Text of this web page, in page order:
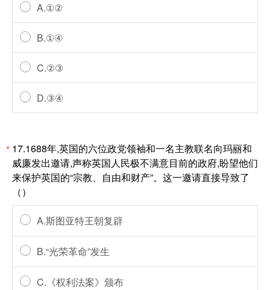
A.①②
B.①④
C.②③
D.③④
* 17.1688年,英国的六位政党领袖和一名主教联名向玛丽和
威廉发出邀请,声称英国人民极不满意目前的政府,盼望他们
来保护英国的“宗教、自由和财产”。这一邀请直接导致了
（）
A.斯图亚特王朝复辟
B.“光荣革命”发生
C.《权利法案》颁布